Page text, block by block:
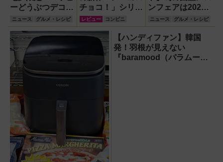
ーどうぶつデコレ
ーション』と『星
空のゼリー』が6
月26日に登場！
ニュース グルメ・レシピ
チョコ！」シリー
ズ3種類食べ比
べ！
レビュー コンビニ
ンフェアは2026
年初夏限定！熊
本・茨城の2品種
を「産地リレー」
で楽しむ全5品
【ファミレス】
ニュース グルメ・レシピ
【ハンディファン】韓国
発！羽根が見えない
『baramood（パラムー